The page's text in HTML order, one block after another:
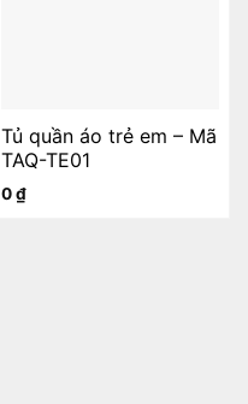
Tủ quần áo trẻ em – Mã
TAQ-TE01
0₫